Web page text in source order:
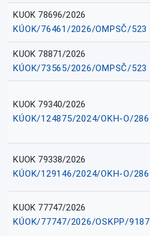
KUOK 78696/2026
KÚOK/76461/2026/OMPSČ/523
KUOK 78871/2026
KÚOK/73565/2026/OMPSČ/523
KUOK 79340/2026
KÚOK/124875/2024/OKH-O/286
KUOK 79338/2026
KÚOK/129146/2024/OKH-O/286
KUOK 77747/2026
KÚOK/77747/2026/OSKPP/9187